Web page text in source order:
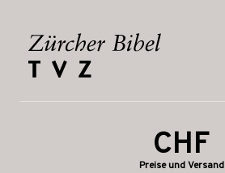
CHF
Preise und Versand